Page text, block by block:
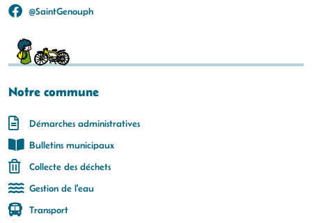
@SaintGenouph
Notre commune
Démarches administratives
Bulletins municipaux
Collecte des déchets
Gestion de l'eau
Transport